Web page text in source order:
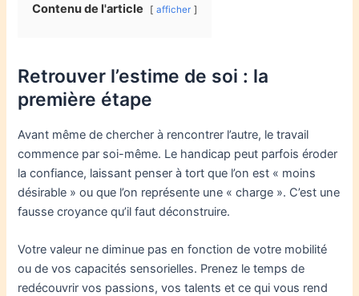
Contenu de l'article afficher
Retrouver l’estime de soi : la
première étape
Avant même de chercher à rencontrer l’autre, le travail
commence par soi-même. Le handicap peut parfois éroder
la confiance, laissant penser à tort que l’on est « moins
désirable » ou que l’on représente une « charge ». C’est une
fausse croyance qu’il faut déconstruire.
Votre valeur ne diminue pas en fonction de votre mobilité
ou de vos capacités sensorielles. Prenez le temps de
redécouvrir vos passions, vos talents et ce qui vous rend